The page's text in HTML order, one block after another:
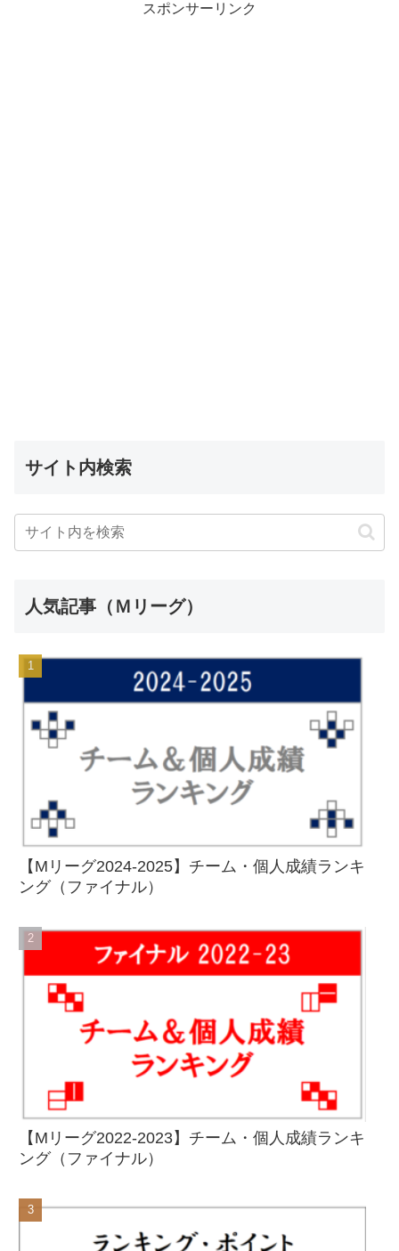
スポンサーリンク
サイト内検索
人気記事（Ｍリーグ）
【Mリーグ2024-2025】チーム・個人成績ランキ
ング（ファイナル）
【Mリーグ2022-2023】チーム・個人成績ランキ
ング（ファイナル）